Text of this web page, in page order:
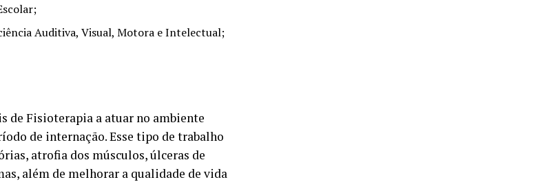
Auditiva, Visual, Motora e Intelectual;
de Fisioterapia a atuar no ambiente
de internação. Esse tipo de trabalho
atrofia dos músculos, úlceras de
além de melhorar a qualidade de vida